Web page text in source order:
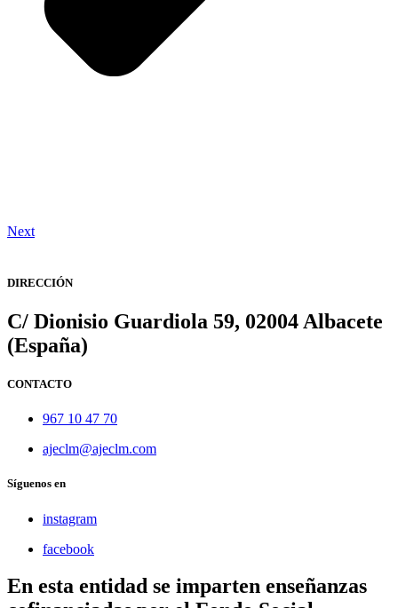
Next
DIRECCIÓN
C/ Dionisio Guardiola 59, 02004 Albacete
(España)
CONTACTO
967 10 47 70
ajeclm@ajeclm.com
Síguenos en
instagram
facebook
En esta entidad se imparten enseñanzas